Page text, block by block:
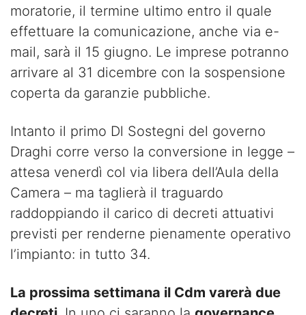
moratorie, il termine ultimo entro il quale
effettuare la comunicazione, anche via e-
mail, sarà il 15 giugno. Le imprese potranno
arrivare al 31 dicembre con la sospensione
coperta da garanzie pubbliche.
Intanto il primo Dl Sostegni del governo
Draghi corre verso la conversione in legge –
attesa venerdì col via libera dell’Aula della
Camera – ma taglierà il traguardo
raddoppiando il carico di decreti attuativi
previsti per renderne pienamente operativo
l’impianto: in tutto 34.
La prossima settimana il Cdm varerà due